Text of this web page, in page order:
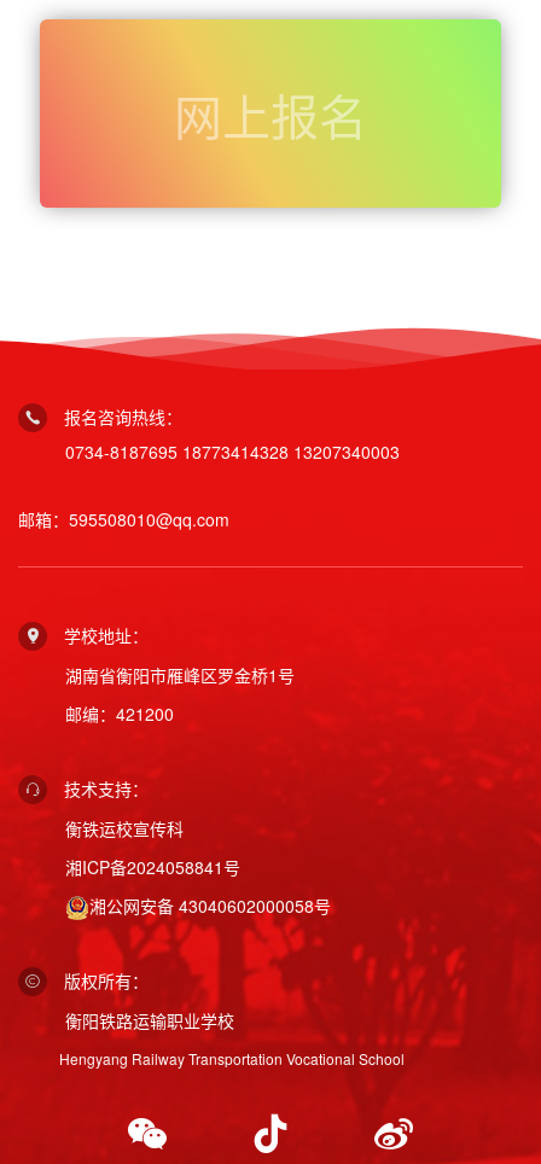
网上报名
报名咨询热线：
0734-8187695 18773414328 13207340003
邮箱：595508010@qq.com
学校地址：
湖南省衡阳市雁峰区罗金桥1号
邮编：421200
技术支持：
衡铁运校宣传科
湘ICP备2024058841号
湘公网安备 43040602000058号
版权所有：
衡阳铁路运输职业学校
Hengyang Railway Transportation Vocational School